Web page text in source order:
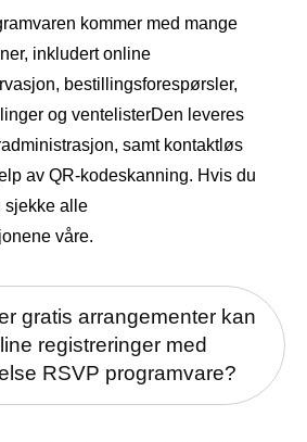
kommer med mange
inkludert online
bestillingsforespørsler,
og ventelisterDen leveres
samt kontaktløs
av QR-kodeskanning. Hvis du
sjekke alle
våre.
gratis arrangementer kan
registreringer med
RSVP programvare?